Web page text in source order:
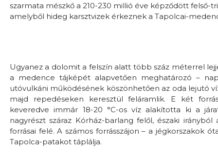
szarmata mészkő a 210-230 millió éve képződött felső-
amelyből hideg karsztvizek érkeznek a Tapolcai-
Ugyanez a dolomit a felszín alatt több száz méterrel
a medence tájképét alapvetően meghatározó –
utóvulkáni működésének köszönhetően az oda lejutó
majd repedéseken keresztül feláramlik. E két
keveredve immár 18-20 °C-os víz alakította ki a
nagyrészt száraz Kórház-barlang felől, északi
forrásai felé. A számos forrásszájon – a jégkorszakok
Tapolca-patakot táplálja.